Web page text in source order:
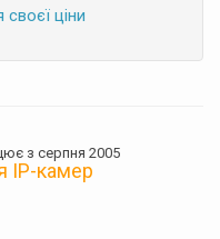
ціни
з серпня 2005
IP-камер